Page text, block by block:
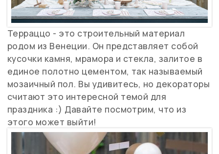
Терраццо - это строительный материал
родом из Венеции. Он представляет собой
кусочки камня, мрамора и стекла, залитое в
единое полотно цементом, так называемый
мозаичный пол. Вы удивитесь, но декораторы
считают это интересной темой для
праздника :) Давайте посмотрим, что из
этого может выйти!